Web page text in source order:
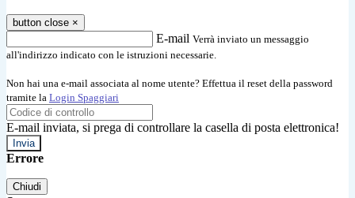
button close ×
E-mail Verrà inviato un messaggio
all'indirizzo indicato con le istruzioni necessarie.
Non hai una e-mail associata al nome utente? Effettua il reset della password
tramite la Login Spaggiari
E-mail inviata, si prega di controllare la casella di posta elettronica!
Errore
Chiudi